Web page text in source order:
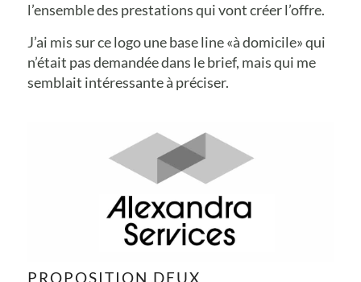
l’ensemble des prestations qui vont créer l’offre.
J’ai mis sur ce logo une base line «à domicile» qui
n’était pas demandée dans le brief, mais qui me
semblait intéressante à préciser.
PROPOSITION DEUX